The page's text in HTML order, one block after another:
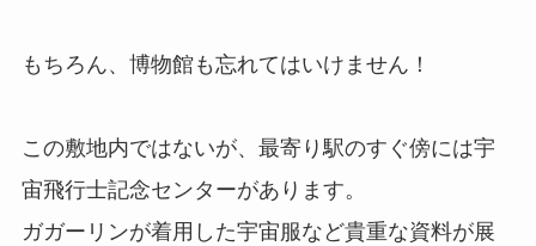
もちろん、博物館も忘れてはいけません！
この敷地内ではないが、最寄り駅のすぐ傍には宇
宙飛行士記念センターがあります。
ガガーリンが着用した宇宙服など貴重な資料が展